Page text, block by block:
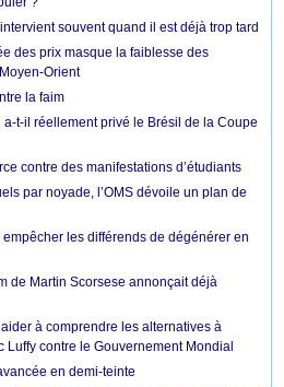
souvent quand il est déjà trop tard
des prix masque la faiblesse des
Orient
la faim
a-t-il réellement privé le Brésil de la Coupe
contre des manifestations d’étudiants
par noyade, l’OMS dévoile un plan de
les différends de dégénérer en
de Martin Scorsese annonçait déjà
à comprendre les alternatives à
Luffy contre le Gouvernement Mondial
en demi-teinte